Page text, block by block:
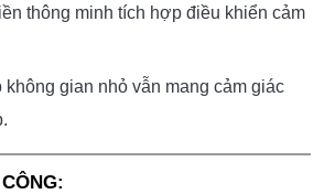
thông minh tích hợp điều khiển cảm
không gian nhỏ vẫn mang cảm giác